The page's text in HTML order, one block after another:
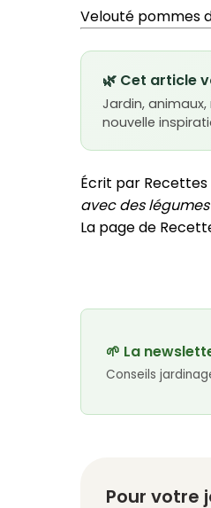
Velouté pommes
🌿 Cet article
Jardin,
nouvelle
Écrit par Recettes
avec des
La page de
🌱 La
Conseils
Pour votre